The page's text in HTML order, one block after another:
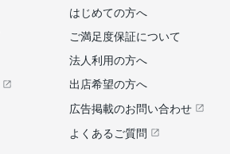
はじめての方へ
ご満足度保証について
法人利用の方へ
出店希望の方へ
広告掲載のお問い合わせ
よくあるご質問